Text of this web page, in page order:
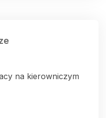
na kierowniczym